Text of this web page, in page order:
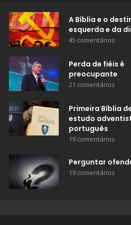
A Bíblia e o
esquerda e da
45 comentários
Perda de fiéis é
preocupante
21 comentários
Primeira Bíblia
estudo
português
19 comentários
Perguntar
19 comentários